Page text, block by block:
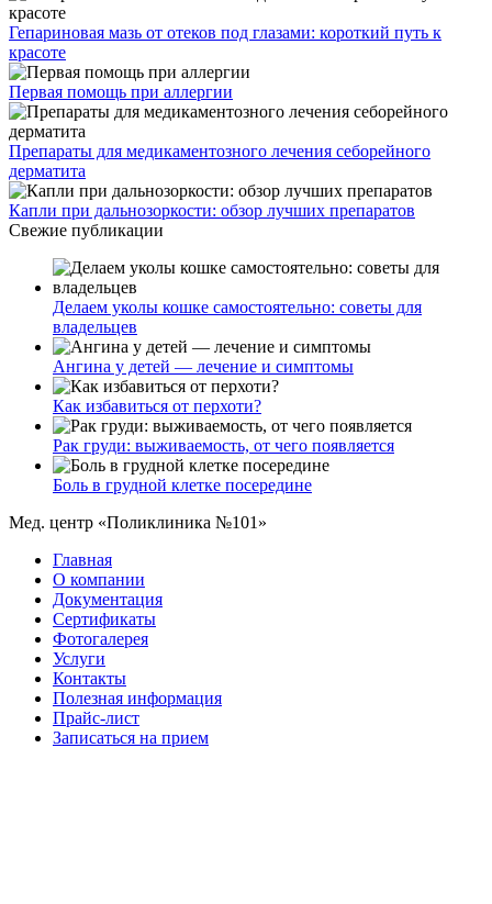
Гепариновая мазь от отеков под глазами: короткий путь к
красоте
Первая помощь при аллергии
Препараты для медикаментозного лечения себорейного
дерматита
Капли при дальнозоркости: обзор лучших препаратов
Свежие публикации
Делаем уколы кошке самостоятельно: советы для
владельцев
Ангина у детей — лечение и симптомы
Как избавиться от перхоти?
Рак груди: выживаемость, от чего появляется
Боль в грудной клетке посередине
Мед. центр «Поликлиника №101»
Главная
О компании
Документация
Сертификаты
Фотогалерея
Услуги
Контакты
Полезная информация
Прайс-лист
Записаться на прием